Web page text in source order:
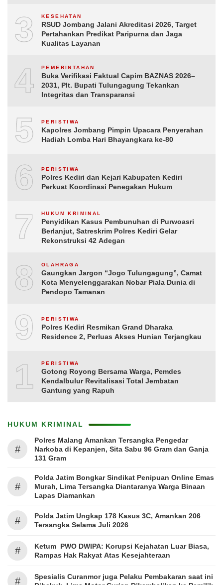
3 KESEHATAN
RSUD Jombang Jalani Akreditasi 2026, Target
Pertahankan Predikat Paripurna dan Jaga
Kualitas Layanan
4 PEMERINTAHAN
Buka Verifikasi Faktual Capim BAZNAS 2026–
2031, Plt. Bupati Tulungagung Tekankan
Integritas dan Transparansi
5 PERISTIWA
Kapolres Jombang Pimpin Upacara Penyerahan
Hadiah Lomba Hari Bhayangkara ke-80
6 PERISTIWA
Polres Kediri dan Kejari Kabupaten Kediri
Perkuat Koordinasi Penegakan Hukum
7 HUKUM KRIMINAL
Penyidikan Kasus Pembunuhan di Purwoasri
Berlanjut, Satreskrim Polres Kediri Gelar
Rekonstruksi 42 Adegan
8 OLAHRAGA
Gaungkan Jargon “Jogo Tulungagung”, Camat
Kota Menyelenggarakan Nobar Piala Dunia di
Pendopo Tamanan
9 PERISTIWA
Polres Kediri Resmikan Grand Dharaka
Residence 2, Perluas Akses Hunian Terjangkau
10PERISTIWA
Gotong Royong Bersama Warga, Pemdes
Kendalbulur Revitalisasi Total Jembatan
Gantung yang Rapuh
HUKUM KRIMINAL
#
Polres Malang Amankan Tersangka Pengedar
Narkoba di Kepanjen, Sita Sabu 96 Gram dan Ganja
131 Gram
#
Polda Jatim Bongkar Sindikat Penipuan Online Emas
Murah, Lima Tersangka Diantaranya Warga Binaan
Lapas Diamankan
#
Polda Jatim Ungkap 178 Kasus 3C, Amankan 206
Tersangka Selama Juli 2026
#
Ketum PWO DWIPA: Korupsi Kejahatan Luar Biasa,
Rampas Hak Rakyat Atas Kesejahteraan
#
Spesialis Curanmor juga Pelaku Pembakaran saat ini